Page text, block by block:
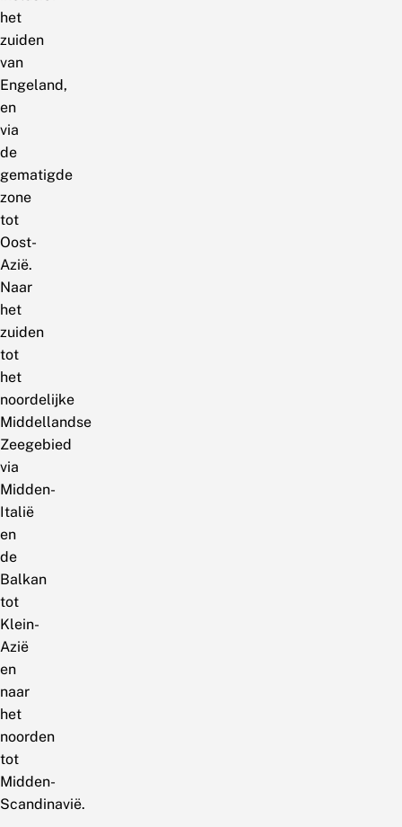
het
zuiden
van
Engeland,
en
via
de
gematigde
zone
tot
Oost-
Azië.
Naar
het
zuiden
tot
het
noordelijke
Middellandse
Zeegebied
via
Midden-
Italië
en
de
Balkan
tot
Klein-
Azië
en
naar
het
noorden
tot
Midden-
Scandinavië.